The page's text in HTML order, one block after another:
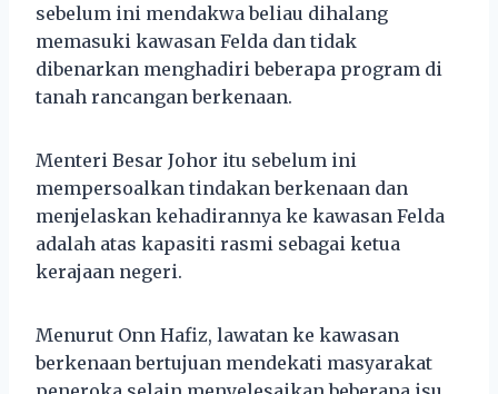
sebelum ini mendakwa beliau dihalang
memasuki kawasan Felda dan tidak
dibenarkan menghadiri beberapa program di
tanah rancangan berkenaan.
Menteri Besar Johor itu sebelum ini
mempersoalkan tindakan berkenaan dan
menjelaskan kehadirannya ke kawasan Felda
adalah atas kapasiti rasmi sebagai ketua
kerajaan negeri.
Menurut Onn Hafiz, lawatan ke kawasan
berkenaan bertujuan mendekati masyarakat